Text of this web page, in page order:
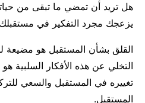
هل تريد أن تمضي ما تبقى من
يزعجك مجرد التفكير في
القلق بشأن المستقبل هو مضيعة
التخلي عن هذه الأفكار السلبية
تغييره في المستقبل والسعي
المستقبل.